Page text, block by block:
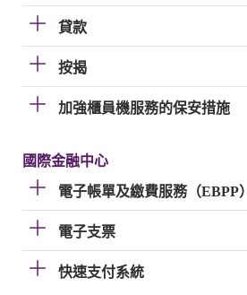
貸款
按揭
加強櫃員機服務的保安措施
國際金融中心
電子帳單及繳費服務（EBPP）
電子支票
快速支付系統